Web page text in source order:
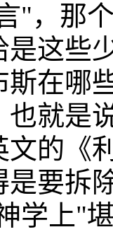
"，那
是这些
斯在哪
也就是
文的《
是要拆
学上"